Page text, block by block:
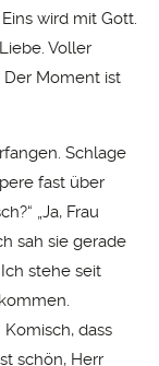
wird mit Gott.
Voller
Der Moment ist
Schlage
fast über
„Ja, Frau
sah sie gerade
stehe seit
dass
schön, Herr